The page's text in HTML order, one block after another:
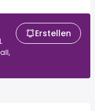
Erstellen